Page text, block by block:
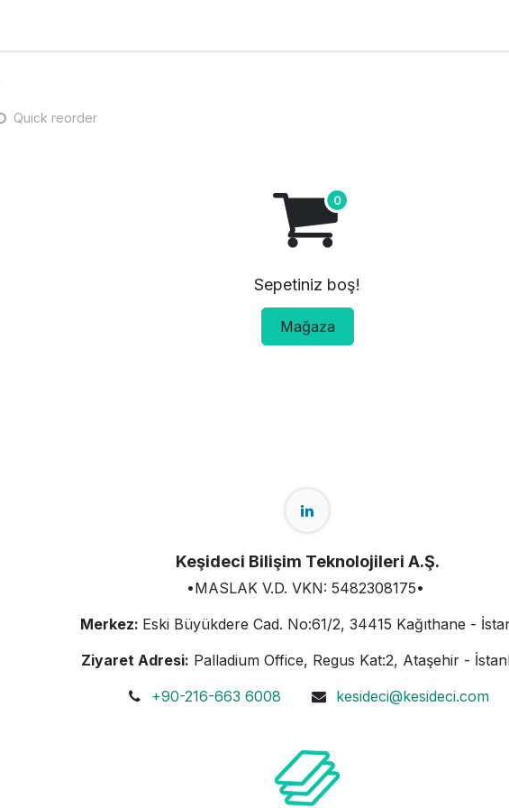
Quick reorder
Sepetiniz boş!
Mağaza
Keşideci Bilişim Teknolojileri A.Ş.
•MASLAK V.D. VKN: 5482308175•
Merkez: Eski Büyükdere Cad. No:61/2, 34415 Kağıthane -
Ziyaret Adresi: Palladium Office, Regus Kat:2, Ataşehir -
+90-216-663 6008
kesideci@kesideci.com